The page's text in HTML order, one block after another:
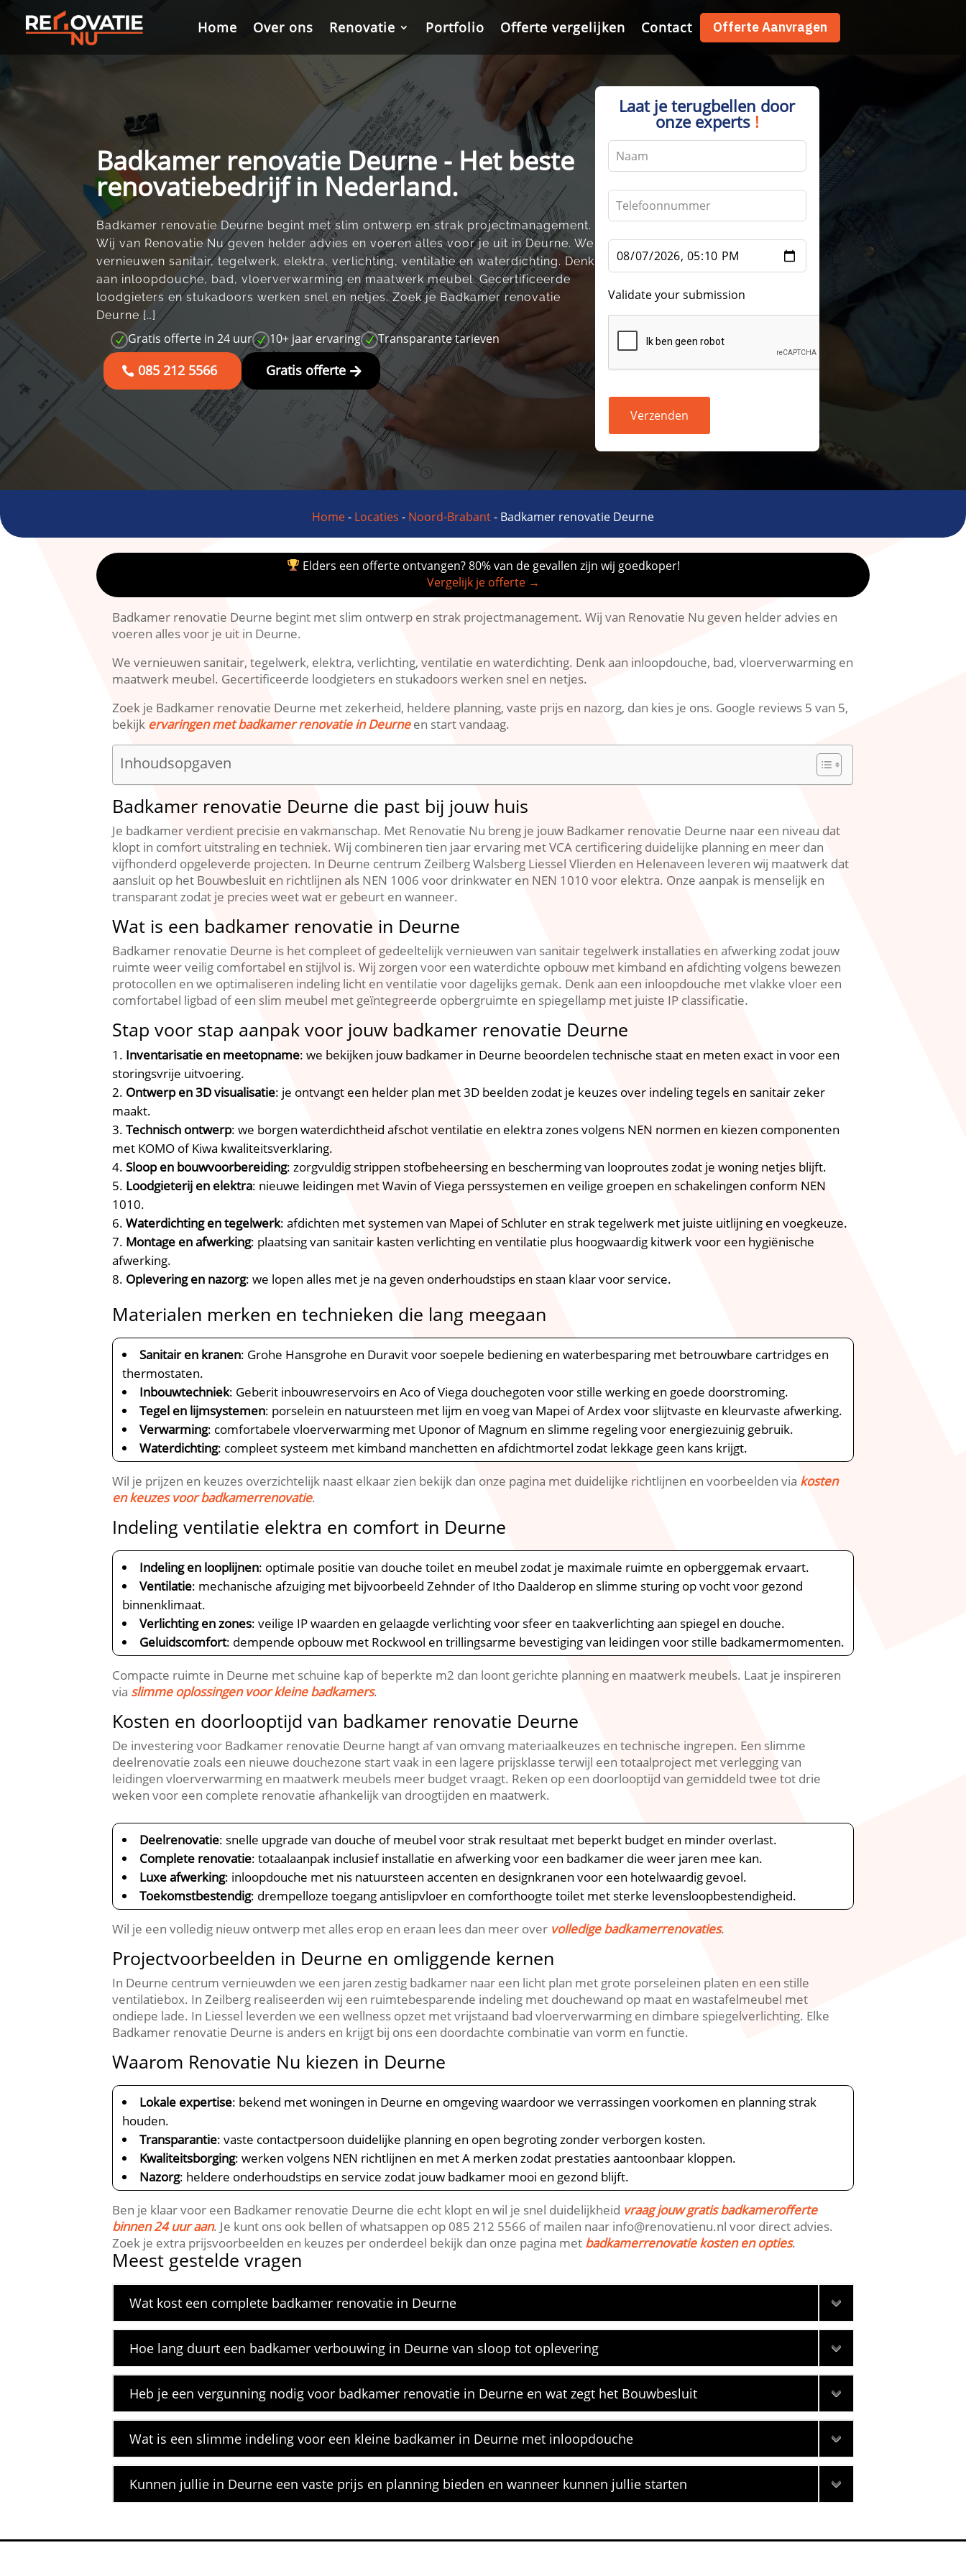
Home Over ons Renovatie Portfolio Offerte vergelijken Contact Offerte Aanvragen
Home Over ons Renovatie Portfolio Offerte vergelijken Contact Offerte Aanvragen
Badkamer renovatie Deurne - Het beste
renovatiebedrijf in Nederland.
Badkamer renovatie Deurne begint met slim ontwerp en strak projectmanagement.​
Wij van Renovatie Nu geven helder advies en voeren alles voor je uit in Deurne.​ We
vernieuwen sanitair, tegelwerk, elektra, verlichting, ventilatie en waterdichting.​ Denk
aan inloopdouche, bad, vloerverwarming en maatwerk meubel.​ Gecertificeerde
loodgieters en stukadoors werken snel en netjes.​ Zoek je Badkamer renovatie
Deurne […]
N Gratis offerte in 24 uur N 10+ jaar ervaring N Transparante tarieven
085 212 5566 Gratis offerte
Laat je terugbellen door
onze experts !
Leave
this
blank
Validate your submission
Verzenden
Home- Locaties - Noord-Brabant- Badkamer renovatie Deurne
Elders een offerte ontvangen? 80% van de gevallen zijn wij goedkoper!
Vergelijk je offerte →
Badkamer renovatie Deurne begint met slim ontwerp en strak projectmanagement.​ Wij van Renovatie Nu geven helder advies en
voeren alles voor je uit in Deurne.​
We vernieuwen sanitair, tegelwerk, elektra, verlichting, ventilatie en waterdichting.​ Denk aan inloopdouche, bad, vloerverwarming en
maatwerk meubel.​ Gecertificeerde loodgieters en stukadoors werken snel en netjes.​
Zoek je Badkamer renovatie Deurne met zekerheid, heldere planning, vaste prijs en nazorg, dan kies je ons.​ Google reviews 5 van 5,
bekijk ervaringen met badkamer renovatie in Deurneen start vandaag.​
Inhoudsopgaven
Badkamer renovatie Deurne die past bij jouw huis
Je badkamer verdient precisie en vakmanschap.​ Met Renovatie Nu breng je jouw Badkamer renovatie Deurne naar een niveau dat
klopt in comfort uitstraling en techniek.​ Wij combineren tien jaar ervaring met VCA certificering duidelijke planning en meer dan
vijfhonderd opgeleverde projecten.​ In Deurne centrum Zeilberg Walsberg Liessel Vlierden en Helenaveen leveren wij maatwerk dat
aansluit op het Bouwbesluit en richtlijnen als NEN 1006 voor drinkwater en NEN 1010 voor elektra.​ Onze aanpak is menselijk en
transparant zodat je precies weet wat er gebeurt en wanneer.​
Wat is een badkamer renovatie in Deurne
Badkamer renovatie Deurne is het compleet of gedeeltelijk vernieuwen van sanitair tegelwerk installaties en afwerking zodat jouw
ruimte weer veilig comfortabel en stijlvol is.​ Wij zorgen voor een waterdichte opbouw met kimband en afdichting volgens bewezen
protocollen en we optimaliseren indeling licht en ventilatie voor dagelijks gemak.​ Denk aan een inloopdouche met vlakke vloer een
comfortabel ligbad of een slim meubel met geïntegreerde opbergruimte en spiegellamp met juiste IP classificatie.​
Stap voor stap aanpak voor jouw badkamer renovatie Deurne
Inventarisatie en meetopname: we bekijken jouw badkamer in Deurne beoordelen technische staat en meten exact in voor een
storingsvrije uitvoering.​
Ontwerp en 3D visualisatie: je ontvangt een helder plan met 3D beelden zodat je keuzes over indeling tegels en sanitair zeker
maakt.​
Technisch ontwerp: we borgen waterdichtheid afschot ventilatie en elektra zones volgens NEN normen en kiezen componenten
met KOMO of Kiwa kwaliteitsverklaring.​
Sloop en bouwvoorbereiding: zorgvuldig strippen stofbeheersing en bescherming van looproutes zodat je woning netjes blijft.​
Loodgieterij en elektra: nieuwe leidingen met Wavin of Viega perssystemen en veilige groepen en schakelingen conform NEN
1010.​
Waterdichting en tegelwerk: afdichten met systemen van Mapei of Schluter en strak tegelwerk met juiste uitlijning en voegkeuze.​
Montage en afwerking: plaatsing van sanitair kasten verlichting en ventilatie plus hoogwaardig kitwerk voor een hygiënische
afwerking.​
Oplevering en nazorg: we lopen alles met je na geven onderhoudstips en staan klaar voor service.​
Materialen merken en technieken die lang meegaan
Sanitair en kranen: Grohe Hansgrohe en Duravit voor soepele bediening en waterbesparing met betrouwbare cartridges en
thermostaten.​
Inbouwtechniek: Geberit inbouwreservoirs en Aco of Viega douchegoten voor stille werking en goede doorstroming.​
Tegel en lijmsystemen: porselein en natuursteen met lijm en voeg van Mapei of Ardex voor slijtvaste en kleurvaste afwerking.​
Verwarming: comfortabele vloerverwarming met Uponor of Magnum en slimme regeling voor energiezuinig gebruik.​
Waterdichting: compleet systeem met kimband manchetten en afdichtmortel zodat lekkage geen kans krijgt.​
Wil je prijzen en keuzes overzichtelijk naast elkaar zien bekijk dan onze pagina met duidelijke richtlijnen en voorbeelden via kosten
en keuzes voor badkamerrenovatie.​
Indeling ventilatie elektra en comfort in Deurne
Indeling en looplijnen: optimale positie van douche toilet en meubel zodat je maximale ruimte en opberggemak ervaart.​
Ventilatie: mechanische afzuiging met bijvoorbeeld Zehnder of Itho Daalderop en slimme sturing op vocht voor gezond
binnenklimaat.​
Verlichting en zones: veilige IP waarden en gelaagde verlichting voor sfeer en taakverlichting aan spiegel en douche.​
Geluidscomfort: dempende opbouw met Rockwool en trillingsarme bevestiging van leidingen voor stille badkamermomenten.​
Compacte ruimte in Deurne met schuine kap of beperkte m2 dan loont gerichte planning en maatwerk meubels.​ Laat je inspireren
via slimme oplossingen voor kleine badkamers.​
Kosten en doorlooptijd van badkamer renovatie Deurne
De investering voor Badkamer renovatie Deurne hangt af van omvang materiaalkeuzes en technische ingrepen.​ Een slimme
deelrenovatie zoals een nieuwe douchezone start vaak in een lagere prijsklasse terwijl een totaalproject met verlegging van
leidingen vloerverwarming en maatwerk meubels meer budget vraagt.​ Reken op een doorlooptijd van gemiddeld twee tot drie
weken voor een complete renovatie afhankelijk van droogtijden en maatwerk.​
Deelrenovatie: snelle upgrade van douche of meubel voor strak resultaat met beperkt budget en minder overlast.​
Complete renovatie: totaalaanpak inclusief installatie en afwerking voor een badkamer die weer jaren mee kan.​
Luxe afwerking: inloopdouche met nis natuursteen accenten en designkranen voor een hotelwaardig gevoel.​
Toekomstbestendig: drempelloze toegang antislipvloer en comforthoogte toilet met sterke levensloopbestendigheid.​
Wil je een volledig nieuw ontwerp met alles erop en eraan lees dan meer over volledige badkamerrenovaties.​
Projectvoorbeelden in Deurne en omliggende kernen
In Deurne centrum vernieuwden we een jaren zestig badkamer naar een licht plan met grote porseleinen platen en een stille
ventilatiebox.​ In Zeilberg realiseerden wij een ruimtebesparende indeling met douchewand op maat en wastafelmeubel met
ondiepe lade.​ In Liessel leverden we een wellness opzet met vrijstaand bad vloerverwarming en dimbare spiegelverlichting.​ Elke
Badkamer renovatie Deurne is anders en krijgt bij ons een doordachte combinatie van vorm en functie.​
Waarom Renovatie Nu kiezen in Deurne
Lokale expertise: bekend met woningen in Deurne en omgeving waardoor we verrassingen voorkomen en planning strak
houden.​
Transparantie: vaste contactpersoon duidelijke planning en open begroting zonder verborgen kosten.​
Kwaliteitsborging: werken volgens NEN richtlijnen en met A merken zodat prestaties aantoonbaar kloppen.​
Nazorg: heldere onderhoudstips en service zodat jouw badkamer mooi en gezond blijft.​
Ben je klaar voor een Badkamer renovatie Deurne die echt klopt en wil je snel duidelijkheid vraag jouw gratis badkamerofferte
binnen 24 uur aan.​ Je kunt ons ook bellen of whatsappen op 085 212 5566 of mailen naar info@renovatienu.​nl voor direct advies.​
Zoek je extra prijsvoorbeelden en keuzes per onderdeel bekijk dan onze pagina met badkamerrenovatie kosten en opties.​
Meest gestelde vragen
Wat kost een complete badkamer renovatie in Deurne
Hoe lang duurt een badkamer verbouwing in Deurne van sloop tot oplevering
Heb je een vergunning nodig voor badkamer renovatie in Deurne en wat zegt het Bouwbesluit
Wat is een slimme indeling voor een kleine badkamer in Deurne met inloopdouche
Kunnen jullie in Deurne een vaste prijs en planning bieden en wanneer kunnen jullie starten